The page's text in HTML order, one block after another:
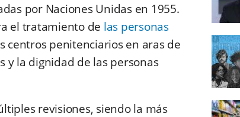
por Naciones Unidas en 1955.
el tratamiento de las personas
centros penitenciarios en aras de
y la dignidad de las personas
revisiones, siendo la más